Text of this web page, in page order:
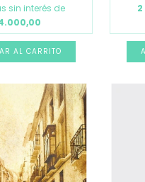
sin interés de
2